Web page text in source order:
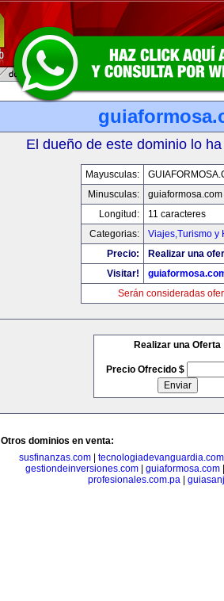
El dueño de este dominio lo
Mayusculas:
Minusculas:
guiaformosa.com
Longitud:
11 caracteres
Categorias:
Viajes,Turismo y
Precio:
Realizar una
Visitar!
Serán consideradas
Realizar una Oferta
Precio Ofrecido $
Otros dominios en venta:
susfinanzas.com| tecnologiadevanguardia.com
gestiondeinversiones.com| guiaformosa.com
profesionales.com.pa